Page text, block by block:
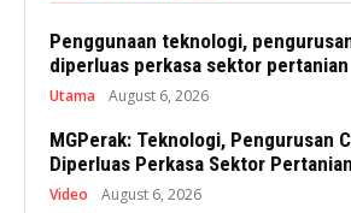
Penggunaan teknologi,
diperluas perkasa sektor pertanian
Utama August 6, 2026
MGPerak: Teknologi, Pengurusan
Diperluas Perkasa Sektor Pertanian
Video August 6, 2026